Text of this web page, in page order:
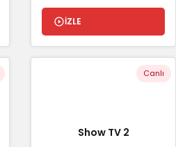
İZLE
Canlı
Show TV 2